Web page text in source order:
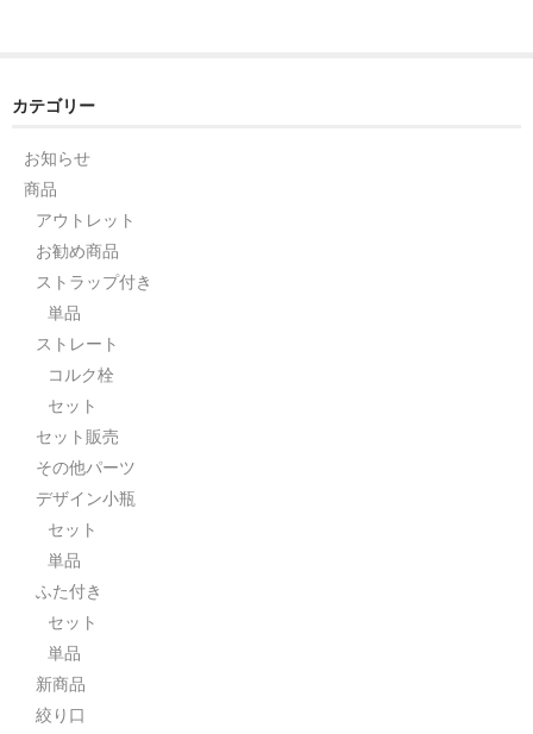
単品
セット
単品
セット
デザイン小瓶
単品
セット
パーツ
アウトレット
お問い合わせ
カテゴリー
お知らせ
商品
アウトレット
お勧め商品
ストラップ付き
単品
ストレート
コルク栓
セット
セット販売
その他パーツ
デザイン小瓶
セット
単品
ふた付き
セット
単品
新商品
絞り口